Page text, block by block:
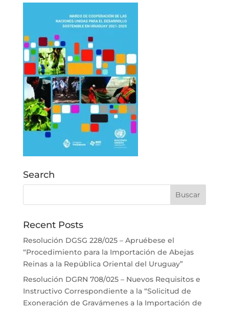
Search
Recent Posts
Resolución DGSG 228/025 – Apruébese el
“Procedimiento para la Importación de Abejas
Reinas a la República Oriental del Uruguay”
Resolución DGRN 708/025 – Nuevos Requisitos e
Instructivo Correspondiente a la “Solicitud de
Exoneración de Gravámenes a la Importación de